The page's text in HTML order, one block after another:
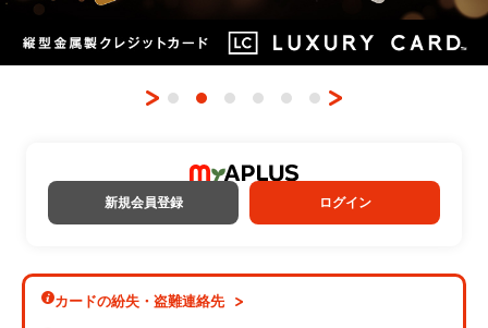
新規会員登録 ログイン
カードの紛失・盗難連絡先